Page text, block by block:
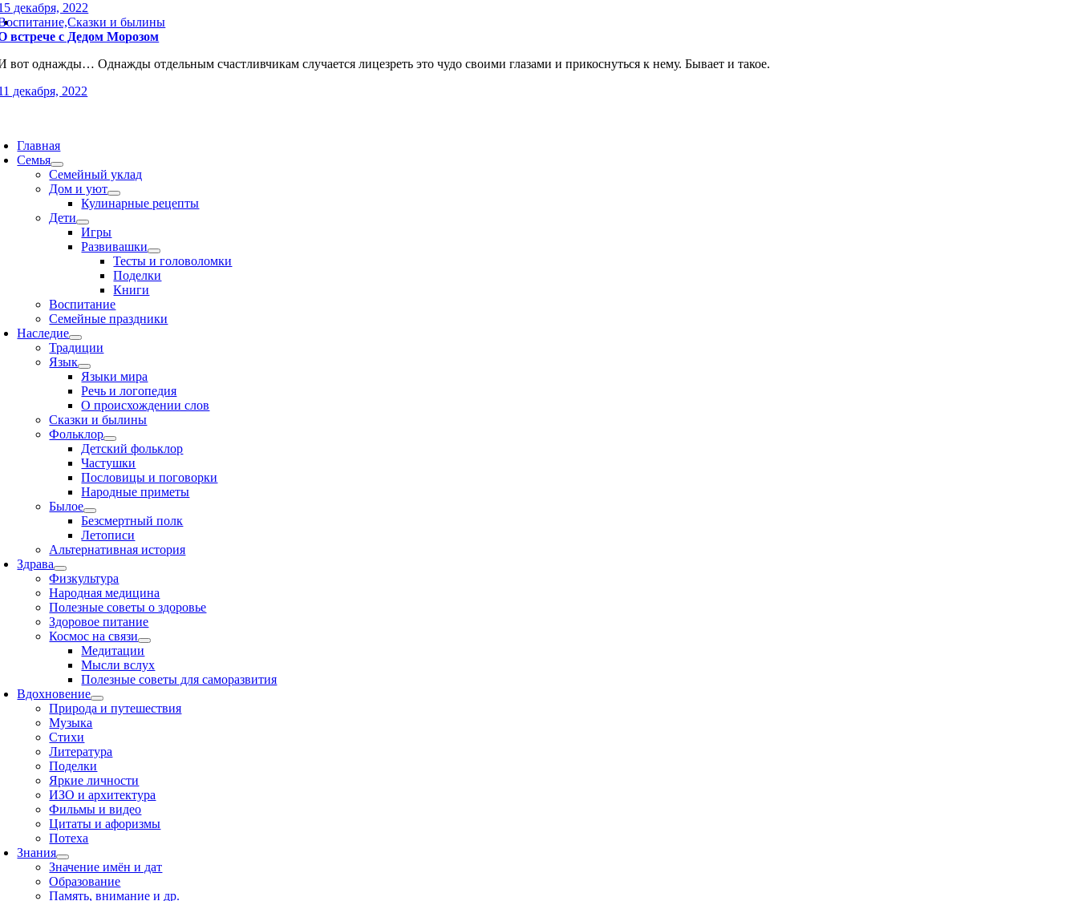
декабря, 2022
и былины
встрече с Дедом Морозом
вот однажды… Однажды отдельным счастливчикам случается лицезреть это чудо своими глазами и прикоснуться к нему. Бывает и такое.
декабря, 2022
Главная
Семья
Семейный уклад
Дом и уют
Кулинарные рецепты
Дети
Игры
Развивашки
Тесты и головоломки
Поделки
Книги
Воспитание
Семейные праздники
Наследие
Традиции
Язык
Языки мира
Речь и логопедия
О происхождении слов
Сказки и былины
Фольклор
Детский фольклор
Частушки
Пословицы и поговорки
Народные приметы
Былое
Безсмертный полк
Летописи
Альтернативная история
Здрава
Физкультура
Народная медицина
Полезные советы о здоровье
Здоровое питание
Космос на связи
Медитации
Мысли вслух
Полезные советы для саморазвития
Вдохновение
Природа и путешествия
Музыка
Стихи
Литература
Поделки
Яркие личности
ИЗО и архитектура
Фильмы и видео
Цитаты и афоризмы
Потеха
Знания
Значение имён и дат
Образование
Память, внимание и др.